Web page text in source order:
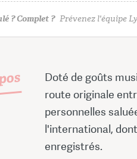
? Complet ? Prévenez l'équipe
Doté de goûts
route originale
personnelles
l'international,
enregistrés.